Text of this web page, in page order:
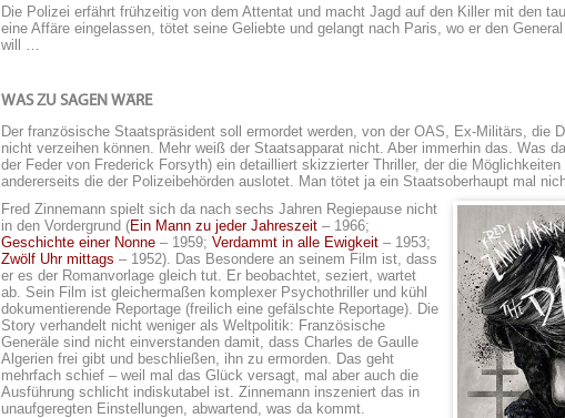
Die Polizei erfährt frühzeitig von dem Attentat und macht Jagd auf den Killer mit den
eine Affäre eingelassen, tötet seine Geliebte und gelangt nach Paris, wo er den
will …
WAS ZU SAGEN WÄRE
Der französische Staatspräsident soll ermordet werden, von der OAS, Ex-Militärs, die
nicht verzeihen können. Mehr weiß der Staatsapparat nicht. Aber immerhin das. Was
der Feder von Frederick Forsyth) ein detailliert skizzierter Thriller, der die
andererseits die der Polizeibehörden auslotet. Man tötet ja ein Staatsoberhaupt mal
Fred Zinnemann spielt sich da nach sechs Jahren Regiepause nicht
in den Vordergrund (Ein Mann zu jeder Jahreszeit – 1966;
Geschichte einer Nonne – 1959; Verdammt in alle Ewigkeit – 1953;
Zwölf Uhr mittags – 1952). Das Besondere an seinem Film ist, dass
er es der Romanvorlage gleich tut. Er beobachtet, seziert, wartet
ab. Sein Film ist gleichermaßen komplexer Psychothriller und kühl
dokumentierende Reportage (freilich eine gefälschte Reportage). Die
Story verhandelt nicht weniger als Weltpolitik: Französische
Generäle sind nicht einverstanden damit, dass Charles de Gaulle
Algerien frei gibt und beschließen, ihn zu ermorden. Das geht
mehrfach schief – weil mal das Glück versagt, mal aber auch die
Ausführung schlicht indiskutabel ist. Zinnemann inszeniert das in
unaufgeregten Einstellungen, abwartend, was da kommt.